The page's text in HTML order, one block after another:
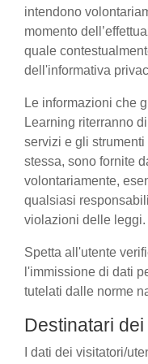
intendono
momento
quale
dell'informativa
Le informazioni che
Learning riterranno
servizi e gli
stessa, sono fornite
volontariamente,
qualsiasi
violazioni delle leggi.
Spetta all'utente
l'immissione di dati
tutelati dalle norme
Destinatari dei
I dati dei visitatori/